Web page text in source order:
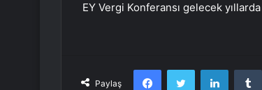
EY Vergi Konferansı gelecek
Paylaş
FacebookTwitter LinkedIn